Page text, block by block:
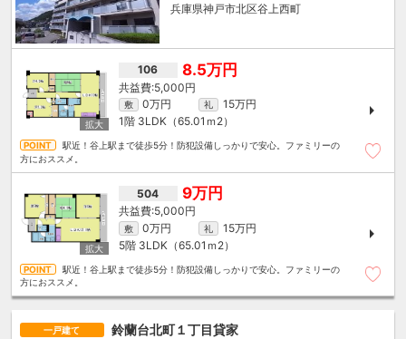
兵庫県神戸市北区谷上西町
106 8.5万円
5,000円
敷 0万円 礼
15万円
1階 3LDK（65.01ｍ 2）
駅近！谷上駅まで徒歩5分！防犯設備しっかりで安心。ファミリーの
方におススメ。
504 9万円
5,000円
敷 0万円 礼
15万円
5階 3LDK（65.01ｍ 2）
駅近！谷上駅まで徒歩5分！防犯設備しっかりで安心。ファミリーの
方におススメ。
一戸建て 鈴蘭台北町１丁目貸家